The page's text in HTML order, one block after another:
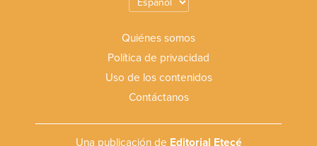
Quiénes somos
Política de privacidad
Uso de los contenidos
Contáctanos
Una publicación de Editorial Etecé